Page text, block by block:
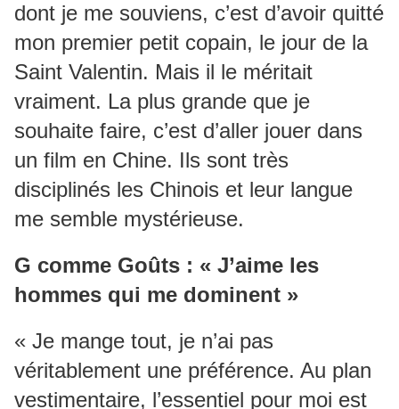
dont je me souviens, c’est d’avoir quitté
mon premier petit copain, le jour de la
Saint Valentin. Mais il le méritait
vraiment. La plus grande que je
souhaite faire, c’est d’aller jouer dans
un film en Chine. Ils sont très
disciplinés les Chinois et leur langue
me semble mystérieuse.
G comme Goûts : « J’aime les
hommes qui me dominent »
« Je mange tout, je n’ai pas
véritablement une préférence. Au plan
vestimentaire, l’essentiel pour moi est